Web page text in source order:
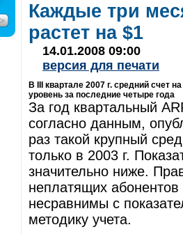
Каждые три
растет на $1
14.01.2008 09:00
версия для печати
В III квартале 2007 г. средний счет
уровень за последние четыре года
За год квартальный
согласно данным,
раз такой крупный
только в 2003 г.
значительно ниже.
неплатящих
несравнимы с
методику учета.